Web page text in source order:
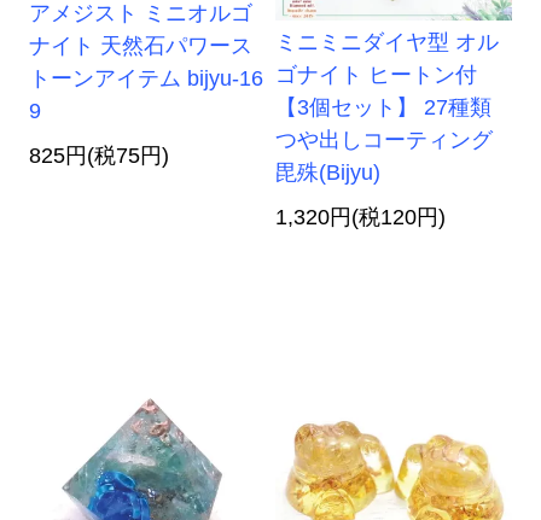
アメジスト ミニオルゴ
ナイト 天然石パワース
トーンアイテム bijyu-16
9
825円(税75円)
ミニミニダイヤ型 オル
ゴナイト ヒートン付
【3個セット】 27種類
つや出しコーティング
毘殊(Bijyu)
1,320円(税120円)